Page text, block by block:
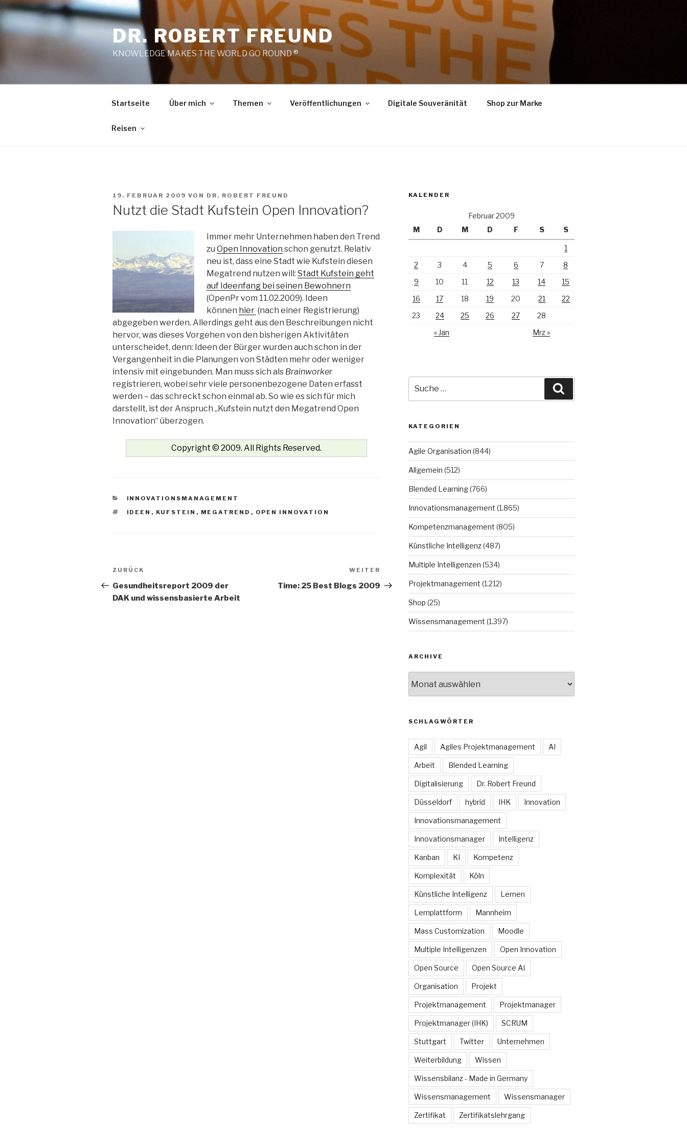
Zum
Inhalt
springen
DR. ROBERT FREUND
KNOWLEDGE MAKES THE WORLD GO ROUND ®
Startseite Über mich Themen Veröffentlichungen Digitale Souveränität Shop zur Marke
Reisen
VERÖFFENTLICHT
19. FEBRUAR 2009 VON DR. ROBERT FREUND
Nutzt die Stadt Kufstein Open Innovation?
Immer mehr Unternehmen haben den Trend
zu Open Innovation schon genutzt. Relativ
neu ist, dass eine Stadt wie Kufstein diesen
Megatrend nutzen will: Stadt Kufstein geht
auf Ideenfang bei seinen Bewohnern
(OpenPr vom 11.02.2009). Ideen
können hier (nach einer Registrierung)
abgegeben werden. Allerdings geht aus den Beschreibungen nicht
hervor, was dieses Vorgehen von den bisherigen Aktivitäten
unterscheidet, denn: Ideen der Bürger wurden auch schon in der
Vergangenheit in die Planungen von Städten mehr oder weniger
intensiv mit eingebunden. Man muss sich als Brainworker
registrieren, wobei sehr viele personenbezogene Daten erfasst
werden – das schreckt schon einmal ab. So wie es sich für mich
darstellt, ist der Anspruch „Kufstein nutzt den Megatrend Open
Innovation“ überzogen.
Copyright © 2009. All Rights Reserved.
KATEGORIEN
INNOVATIONSMANAGEMENT
SCHLAGWÖRTER
IDEEN , KUFSTEIN , MEGATREND , OPEN INNOVATION
Beitrags-
Navigation
Vorheriger
Beitrag
ZURÜCK
Gesundheitsreport 2009 der
DAK und wissensbasierte Arbeit
Beitrag
WEITER
Time: 25 Best Blogs 2009
KALENDER
Februar 2009
M
D M D F S S
1
2
3 4 5 6 7
8
9
10 11 12 13 14
15
16
17 18 19 20 21
22
23
24 25 26 27
28
« Jan
Mrz »
nach:
KATEGORIEN
Agile Organisation (844)
Allgemein (512)
Blended Learning(766)
Innovationsmanagement (1.865)
Kompetenzmanagement (805)
Künstliche Intelligenz(487)
Multiple Intelligenzen (534)
Projektmanagement (1.212)
Shop (25)
Wissensmanagement (1.397)
ARCHIVE
SCHLAGWÖRTER
Agil Agiles Projektmanagement AI
Arbeit Blended Learning
Digitalisierung Dr. Robert Freund
Düsseldorf hybrid IHK Innovation
Innovationsmanagement
Innovationsmanager Intelligenz
Kanban KI Kompetenz
Komplexität Köln
Künstliche Intelligenz Lernen
Lernplattform Mannheim
Mass Customization Moodle
Multiple Intelligenzen Open Innovation
Open Source Open Source AI
Organisation Projekt
Projektmanagement Projektmanager
Projektmanager (IHK) SCRUM
Stuttgart Twitter Unternehmen
Weiterbildung Wissen
Wissensbilanz - Made in Germany
Wissensmanagement Wissensmanager
Zertifikat Zertifikatslehrgang